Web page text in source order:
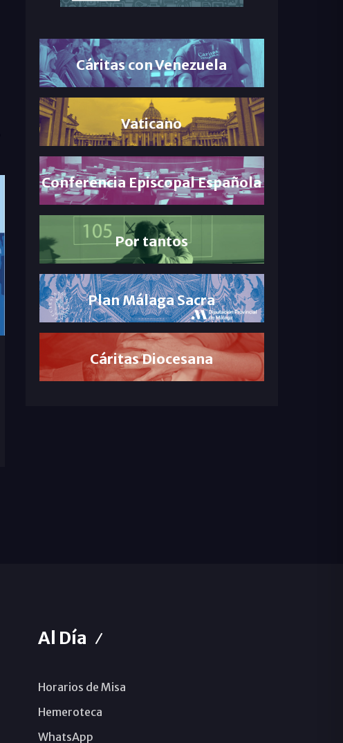
Cáritas con Venezuela
Vaticano
Conferencia Episcopal Española
Por tantos
Plan Málaga Sacra
Cáritas Diocesana
Al Día
Horarios de Misa
Hemeroteca
WhatsApp